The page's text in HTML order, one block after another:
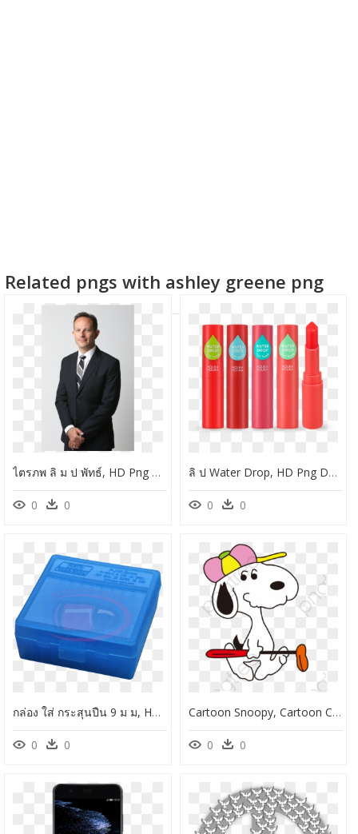
Related pngs with ashley greene png
ไตรภพ ลิ ม ป พัทธ์, HD Png Download
0 0
ลิ ป Water Drop, HD Png Download
0 0
กล่อง ใส่ กระสุนปืน 9 ม ม, HD Png Download
0 0
Cartoon Snoopy, Cartoon Clipart, Cartoon Puppy, Golf - ส นู๊ ป ปี้ Png, Transparent Png
0 0